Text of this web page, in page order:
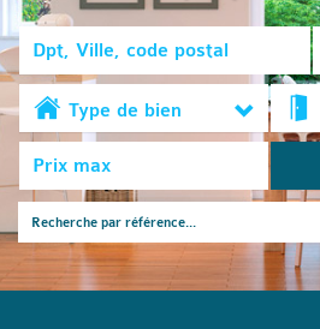
Type de bien